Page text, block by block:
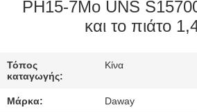
ΈΛΕΓΧΟΣ
PH15-7Mo UNS
και το πιάτο
Τόπος
καταγωγής:
Κίνα
Μάρκα: Daway